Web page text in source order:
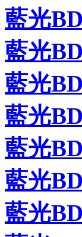
藍光
藍光
藍光
藍光
藍光
藍光
藍光